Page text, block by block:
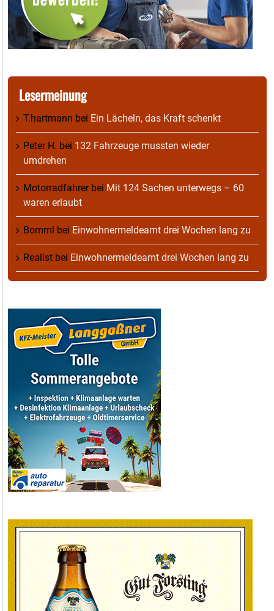
Lesermeinung
T.hartmann bei Ein Lächeln, das Kraft schenkt
Peter H. bei 132 Fahrzeuge mussten wieder
umdrehen
Motorradfahrerbei Mit 124 Sachen unterwegs – 60
waren erlaubt
Bomml bei Einwohnermeldeamt drei Wochen lang zu
Realist bei Einwohnermeldeamt drei Wochen lang zu